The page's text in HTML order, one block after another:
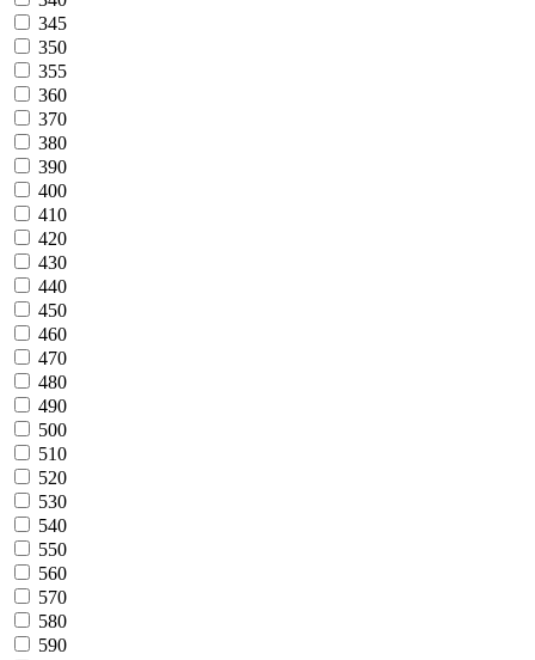
345
350
355
360
370
380
390
400
410
420
430
440
450
460
470
480
490
500
510
520
530
540
550
560
570
580
590